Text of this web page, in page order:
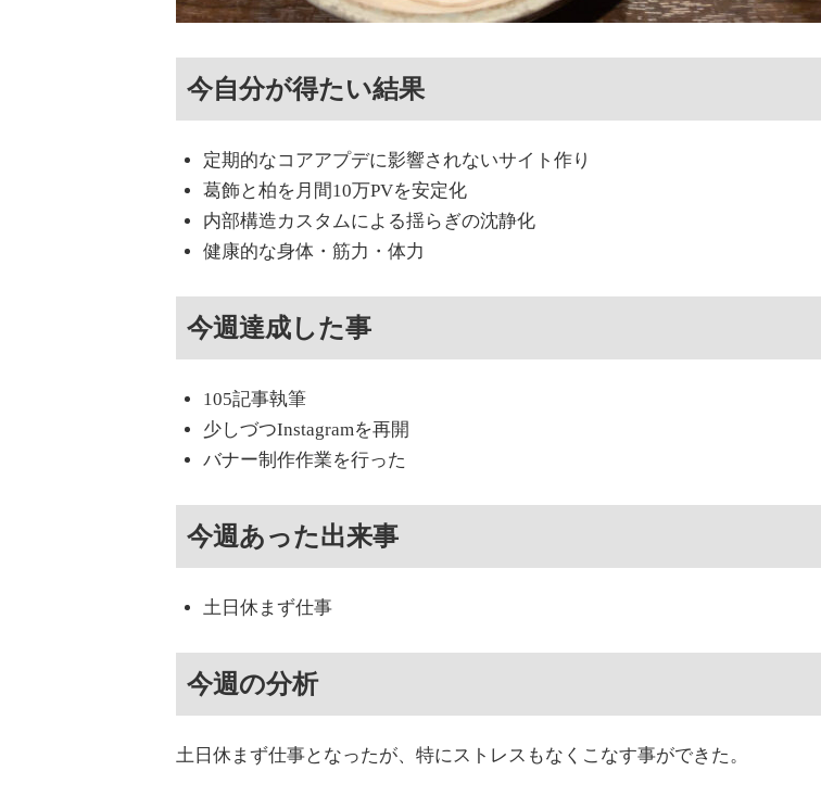
今自分が得たい結果
定期的なコアアプデに影響されないサイト作り
葛飾と柏を月間10万PVを安定化
内部構造カスタムによる揺らぎの沈静化
健康的な身体・筋力・体力
今週達成した事
105記事執筆
少しづつInstagramを再開
バナー制作作業を行った
今週あった出来事
土日休まず仕事
今週の分析
土日休まず仕事となったが、特にストレスもなくこなす事ができた。